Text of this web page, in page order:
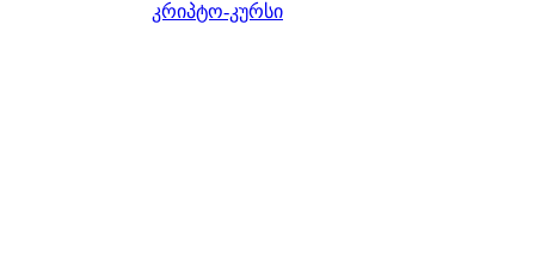
კრიპტო-კურსი